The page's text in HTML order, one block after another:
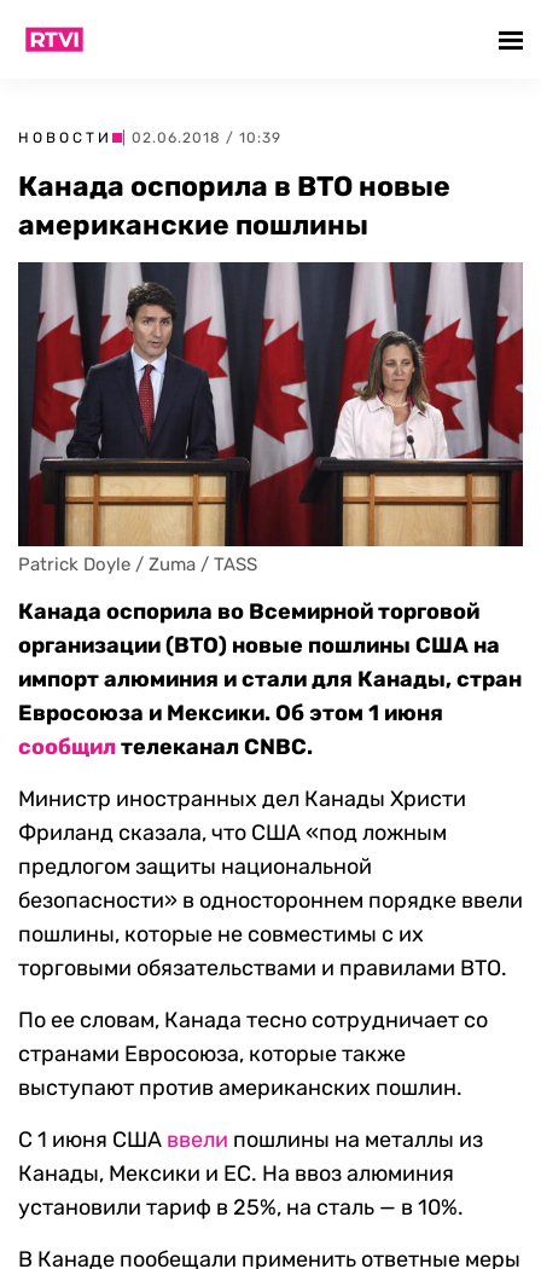
НОВОСТИ | 02.06.2018 / 10:39
Канада оспорила в ВТО новые
американские пошлины
Patrick Doyle / Zuma / TASS
Канада оспорила во Всемирной торговой
организации (ВТО) новые пошлины США на
импорт алюминия и стали для Канады, стран
Евросоюза и Мексики. Об этом 1 июня
сообщилтелеканал CNBC.
Министр иностранных дел Канады Христи
Фриланд сказала, что США «под ложным
предлогом защиты национальной
безопасности» в одностороннем порядке ввели
пошлины, которые не совместимы с их
торговыми обязательствами и правилами ВТО.
По ее словам, Канада тесно сотрудничает со
странами Евросоюза, которые также
выступают против американских пошлин.
С 1 июня США ввели пошлины на металлы из
Канады, Мексики и ЕС. На ввоз алюминия
установили тариф в 25%, на сталь — в 10%.
В Канаде пообещали применить ответные меры